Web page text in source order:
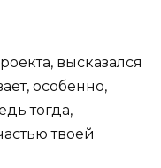
высказался
особенно,
тогда,
твоей